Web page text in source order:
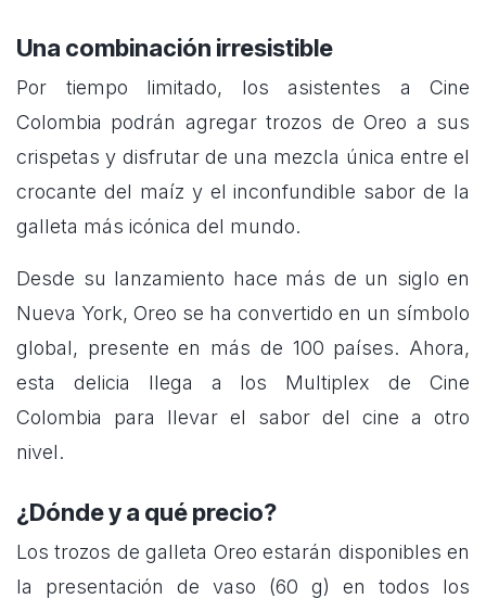
Una combinación irresistible
Por tiempo limitado, los asistentes a Cine
Colombia podrán agregar trozos de Oreo a sus
crispetas y disfrutar de una mezcla única entre el
crocante del maíz y el inconfundible sabor de la
galleta más icónica del mundo.
Desde su lanzamiento hace más de un siglo en
Nueva York, Oreo se ha convertido en un símbolo
global, presente en más de 100 países. Ahora,
esta delicia llega a los Multiplex de Cine
Colombia para llevar el sabor del cine a otro
nivel.
¿Dónde y a qué precio?
Los trozos de galleta Oreo estarán disponibles en
la presentación de vaso (60 g) en todos los